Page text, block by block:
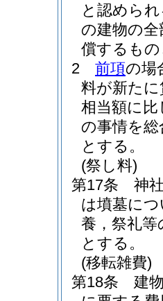
と認めら
の建物の
償するも
2
前項の場
料が新た
相当額に
の事情を
とする。
(祭し料)
第17条
神
は墳墓に
養，祭礼
とする。
(移転雑費)
第18条
建